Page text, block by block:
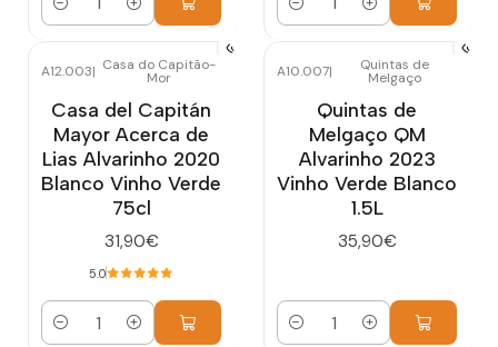
Cantidad Cantidad
A12.003| Casa do Capitão-
Mor
Casa del Capitán
Mayor Acerca de
Lias Alvarinho 2020
Blanco Vinho Verde
75cl
31,90€
5.0
Cantidad
A10.007| Quintas de
Melgaço
Quintas de
Melgaço QM
Alvarinho 2023
Vinho Verde Blanco
1.5L
35,90€
Cantidad